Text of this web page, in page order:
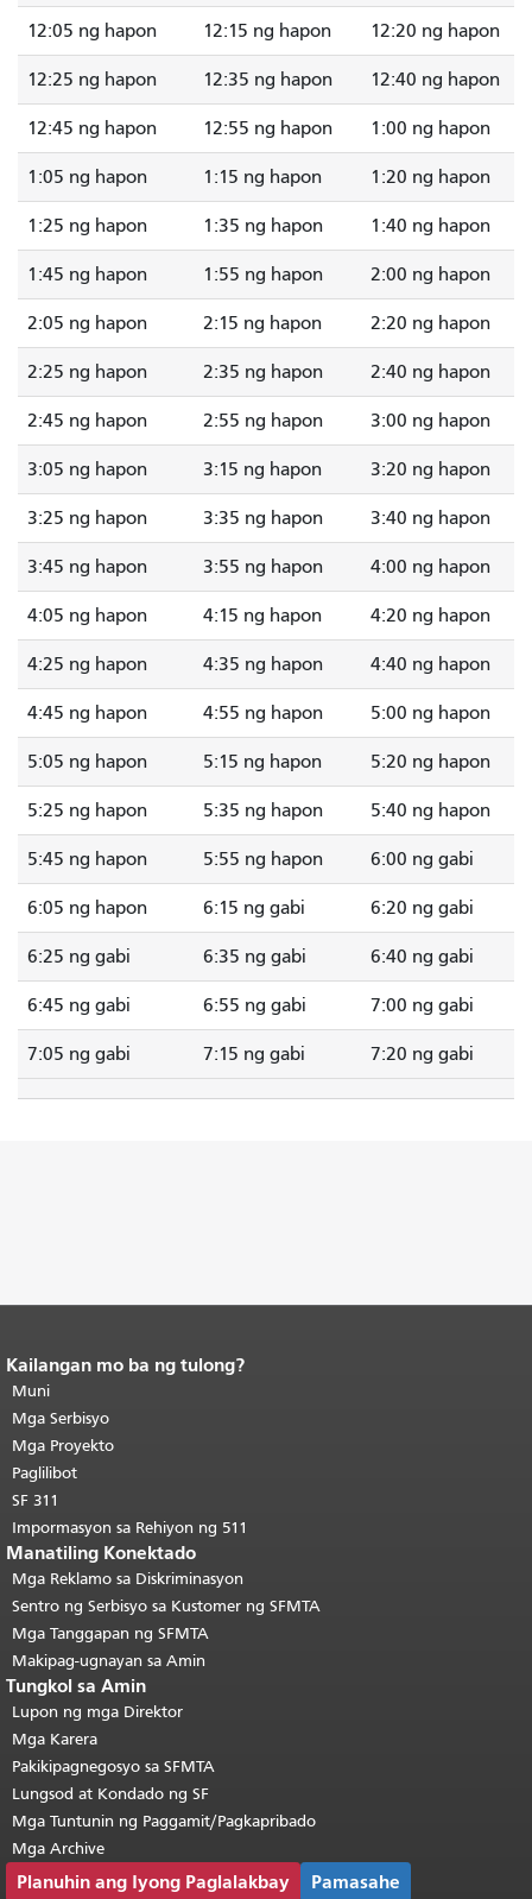
12:05 ng hapon 12:15 ng hapon 12:20 ng hapon
12:25 ng hapon 12:35 ng hapon 12:40 ng hapon
12:45 ng hapon 12:55 ng hapon 1:00 ng hapon
1:05 ng hapon 1:15 ng hapon 1:20 ng hapon
1:25 ng hapon 1:35 ng hapon 1:40 ng hapon
1:45 ng hapon 1:55 ng hapon 2:00 ng hapon
2:05 ng hapon 2:15 ng hapon 2:20 ng hapon
2:25 ng hapon 2:35 ng hapon 2:40 ng hapon
2:45 ng hapon 2:55 ng hapon 3:00 ng hapon
3:05 ng hapon 3:15 ng hapon 3:20 ng hapon
3:25 ng hapon 3:35 ng hapon 3:40 ng hapon
3:45 ng hapon 3:55 ng hapon 4:00 ng hapon
4:05 ng hapon 4:15 ng hapon 4:20 ng hapon
4:25 ng hapon 4:35 ng hapon 4:40 ng hapon
4:45 ng hapon 4:55 ng hapon 5:00 ng hapon
5:05 ng hapon 5:15 ng hapon 5:20 ng hapon
5:25 ng hapon 5:35 ng hapon 5:40 ng hapon
5:45 ng hapon 5:55 ng hapon 6:00 ng gabi
6:05 ng hapon 6:15 ng gabi 6:20 ng gabi
6:25 ng gabi 6:35 ng gabi 6:40 ng gabi
6:45 ng gabi 6:55 ng gabi 7:00 ng gabi
7:05 ng gabi 7:15 ng gabi 7:20 ng gabi
Katapusan ng nilalaman ng
pahina.
pahinang ito ay nauulit sa bawat
pahina.Bumalik sa tuktok ng
pangunahing nilalaman
Kailangan mo ba ng tulong?
Muni
Mga Serbisyo
Mga Proyekto
Paglilibot
SF 311
Impormasyon sa Rehiyon ng 511
Manatiling Konektado
Mga Reklamo sa Diskriminasyon
Sentro ng Serbisyo sa Kustomer ng SFMTA
Mga Tanggapan ng SFMTA
Makipag-ugnayan sa Amin
Tungkol sa Amin
Lupon ng mga Direktor
Mga Karera
Pakikipagnegosyo sa SFMTA
Lungsod at Kondado ng SF
Mga Tuntunin ng Paggamit/Pagkapribado
Mga Archive
Planuhin ang Iyong Paglalakbay Pamasahe